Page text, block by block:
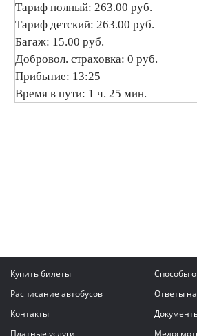
Тариф полный: 263.00 руб.
Тариф детский: 263.00 руб.
Багаж: 15.00 руб.
Добровол. страховка: 0 руб.
Прибытие: 13:25
Время в пути: 1 ч. 25 мин.
Купить билеты
Способы
Расписание автобусов
Ответы
Контакты
Платные услуги